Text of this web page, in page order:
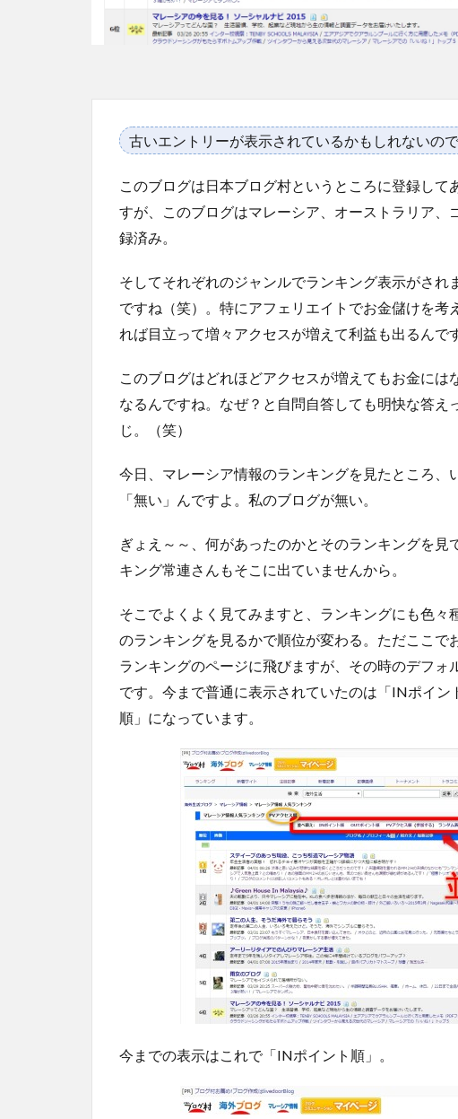
古いエントリーが表示されているかもしれないので
このブログは日本ブログ村というところに登録し
すが、このブログはマレーシア、オーストラリア
録済み。
そしてそれぞれのジャンルでランキング表示がさ
ですね（笑）。特にアフェリエイトでお金儲けを
れば目立って増々アクセスが増えて利益も出るんで
このブログはどれほどアクセスが増えてもお金に
なるんですね。なぜ？と自問自答しても明快な答
じ。（笑）
今日、マレーシア情報のランキングを見たところ、
「無い」んですよ。私のブログが無い。
ぎょえ～～、何があったのかとそのランキングを
キング常連さんもそこに出ていませんから。
そこでよくよく見てみますと、ランキングにも色
のランキングを見るかで順位が変わる。ただここで
ランキングのページに飛びますが、その時のデフォ
です。今まで普通に表示されていたのは「INポイ
順」になっています。
今までの表示はこれで「INポイント順」。